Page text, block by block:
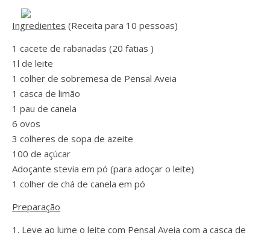
Ingredientes (Receita para 10 pessoas)
1 cacete de rabanadas (20 fatias )
1l de leite
1 colher de sobremesa de Pensal Aveia
1 casca de limão
1 pau de canela
6 ovos
3 colheres de sopa de azeite
100 de açúcar
Adoçante stevia em pó (para adoçar o leite)
1 colher de chá de canela em pó
Preparação
1. Leve ao lume o leite com Pensal Aveia com a casca de